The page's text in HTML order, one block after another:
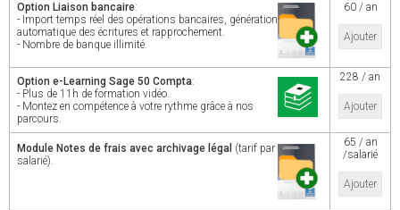
Option Liaison bancaire:
- Import temps réel des opérations bancaires, génération
automatique des écritures et rapprochement.
- Nombre de banque illimité.
60 / an
Ajouter
Option e-Learning Sage 50 Compta:
- Plus de 11h de formation vidéo.
- Montez en compétence à votre rythme grâce à nos
parcours.
228 / an
Ajouter
Module Notes de frais avec archivage légal (tarif par
salarié).
65 / an
/salarié
Ajouter